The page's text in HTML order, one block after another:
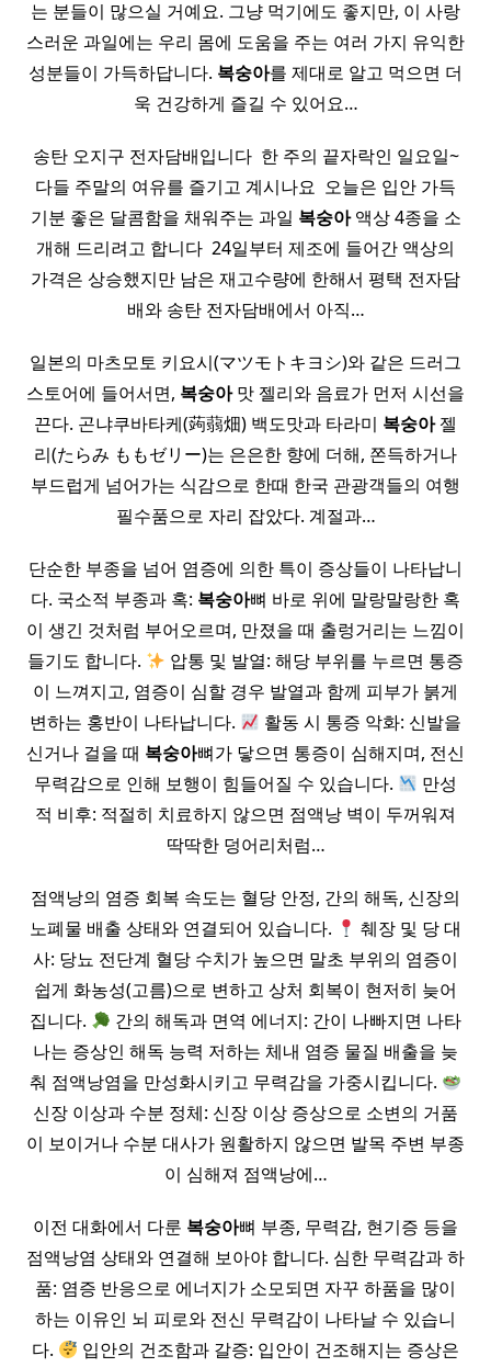
는 분들이 많으실 거예요. 그냥 먹기에도 좋지만, 이 사랑
스러운 과일에는 우리 몸에 도움을 주는 여러 가지 유익한
성분들이 가득하답니다. 복숭아를 제대로 알고 먹으면 더
욱 건강하게 즐길 수 있어요…
송탄 오지구 전자담배입니다 ​ 한 주의 끝자락인 일요일~
다들 주말의 여유를 즐기고 계시나요 ​ 오늘은 입안 가득
기분 좋은 달콤함을 채워주는 과일 복숭아액상 4종을 소
개해 드리려고 합니다 ​ 24일부터 제조에 들어간 액상의
가격은 상승했지만 남은 재고수량에 한해서 평택 전자담
배와 송탄 전자담배에서 아직…
일본의 마츠모토 키요시(マツモトキヨシ)와 같은 드러그
스토어에 들어서면, 복숭아맛 젤리와 음료가 먼저 시선을
끈다. 곤냐쿠바타케(蒟蒻畑) 백도맛과 타라미 복숭아젤
리(たらみ ももゼリー)는 은은한 향에 더해, 쫀득하거나
부드럽게 넘어가는 식감으로 한때 한국 관광객들의 여행
필수품으로 자리 잡았다. 계절과…
단순한 부종을 넘어 염증에 의한 특이 증상들이 나타납니
다. 국소적 부종과 혹: 복숭아뼈 바로 위에 말랑말랑한 혹
이 생긴 것처럼 부어오르며, 만졌을 때 출렁거리는 느낌이
들기도 합니다.
압통 및 발열: 해당 부위를 누르면 통증
이 느껴지고, 염증이 심할 경우 발열과 함께 피부가 붉게
변하는 홍반이 나타납니다.
활동 시 통증 악화: 신발을
신거나 걸을 때 복숭아뼈가 닿으면 통증이 심해지며, 전신
무력감으로 인해 보행이 힘들어질 수 있습니다.
만성
적 비후: 적절히 치료하지 않으면 점액낭 벽이 두꺼워져
딱딱한 덩어리처럼…
점액낭의 염증 회복 속도는 혈당 안정, 간의 해독, 신장의
노폐물 배출 상태와 연결되어 있습니다.
췌장 및 당 대
사: 당뇨 전단계 혈당 수치가 높으면 말초 부위의 염증이
쉽게 화농성(고름)으로 변하고 상처 회복이 현저히 늦어
집니다.
간의 해독과 면역 에너지: 간이 나빠지면 나타
나는 증상인 해독 능력 저하는 체내 염증 물질 배출을 늦
춰 점액낭염을 만성화시키고 무력감을 가중시킵니다.
신장 이상과 수분 정체: 신장 이상 증상으로 소변의 거품
이 보이거나 수분 대사가 원활하지 않으면 발목 주변 부종
이 심해져 점액낭에…
이전 대화에서 다룬 복숭아뼈 부종, 무력감, 현기증 등을
점액낭염 상태와 연결해 보아야 합니다. 심한 무력감과 하
품: 염증 반응으로 에너지가 소모되면 자꾸 하품을 많이
하는 이유인 뇌 피로와 전신 무력감이 나타날 수 있습니
다.
입안의 건조함과 갈증: 입안이 건조해지는 증상은